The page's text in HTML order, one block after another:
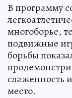
В программу
многоборье,
подвижные
борьбы
слаженность
место.